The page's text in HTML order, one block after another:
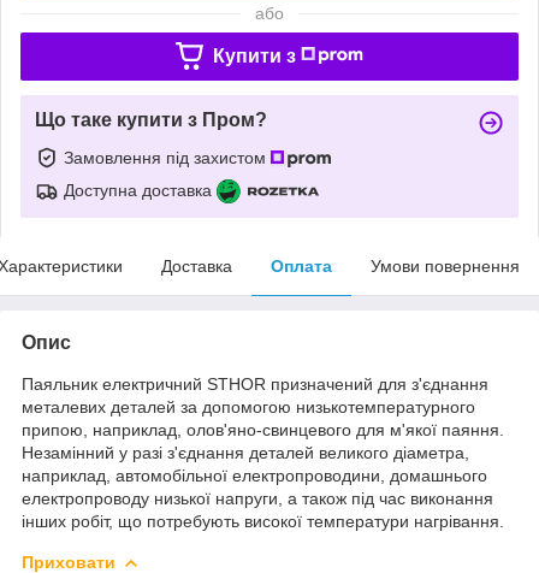
або
Купити з
Що таке купити з Пром?
Замовлення під захистом
Доступна доставка
Доставка Оплата Умови повернення
Опис
Паяльник електричний STHOR призначений для з'єднання
металевих деталей за допомогою низькотемпературного
припою, наприклад, олов'яно-свинцевого для м'якої паяння.
Незамінний у разі з'єднання деталей великого діаметра,
наприклад, автомобільної електропроводини, домашнього
електропроводу низької напруги, а також під час виконання
інших робіт, що потребують високої температури нагрівання.
Приховати